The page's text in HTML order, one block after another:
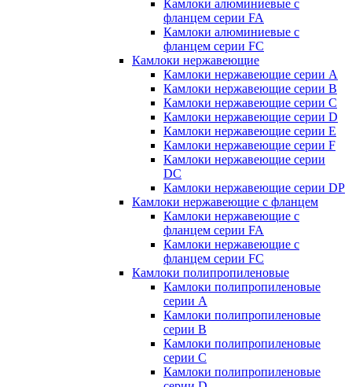
Камлоки алюминиевые с
фланцем серии FA
Камлоки алюминиевые с
фланцем серии FC
Камлоки нержавеющие
Камлоки нержавеющие серии А
Камлоки нержавеющие серии В
Камлоки нержавеющие серии C
Камлоки нержавеющие серии D
Камлоки нержавеющие серии E
Камлоки нержавеющие серии F
Камлоки нержавеющие серии
DC
Камлоки нержавеющие серии DP
Камлоки нержавеющие с фланцем
Камлоки нержавеющие с
фланцем серии FA
Камлоки нержавеющие с
фланцем серии FC
Камлоки полипропиленовые
Камлоки полипропиленовые
серии А
Камлоки полипропиленовые
серии B
Камлоки полипропиленовые
серии C
Камлоки полипропиленовые